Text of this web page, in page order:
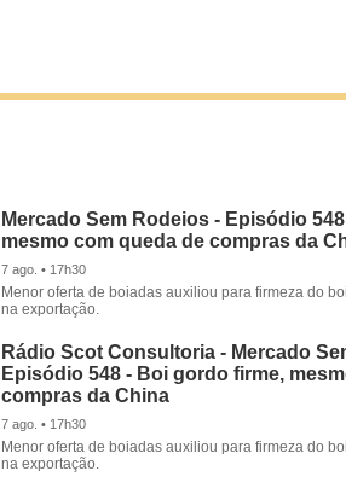
Mercado Sem Rodeios - Episódio
mesmo com queda de compras da
7 ago. • 17h30
Menor oferta de boiadas auxiliou para firmeza do
na exportação.
Rádio Scot Consultoria - Mercado
Episódio 548 - Boi gordo firme,
compras da China
7 ago. • 17h30
Menor oferta de boiadas auxiliou para firmeza do
na exportação.